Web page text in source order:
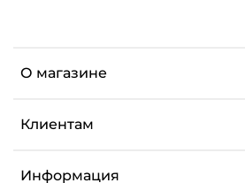
О магазине
Клиентам
Информация